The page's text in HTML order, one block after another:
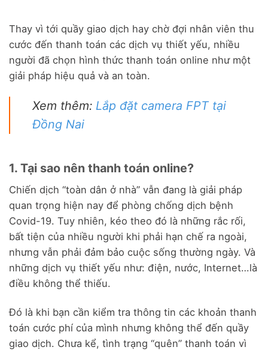
Thay vì tới quầy giao dịch hay chờ đợi nhân viên thu
cước đến thanh toán các dịch vụ thiết yếu, nhiều
người đã chọn hình thức thanh toán online như một
giải pháp hiệu quả và an toàn.
Xem thêm: Lắp đặt camera FPT tại
Đồng Nai
1. Tại sao nên thanh toán online?
Chiến dịch “toàn dân ở nhà” vẫn đang là giải pháp
quan trọng hiện nay để phòng chống dịch bệnh
Covid-19. Tuy nhiên, kéo theo đó là những rắc rối,
bất tiện của nhiều người khi phải hạn chế ra ngoài,
nhưng vẫn phải đảm bảo cuộc sống thường ngày. Và
những dịch vụ thiết yếu như: điện, nước, Internet…là
điều không thể thiếu.
Đó là khi bạn cần kiểm tra thông tin các khoản thanh
toán cước phí của mình nhưng không thể đến quầy
giao dịch. Chưa kể, tình trạng “quên” thanh toán vì